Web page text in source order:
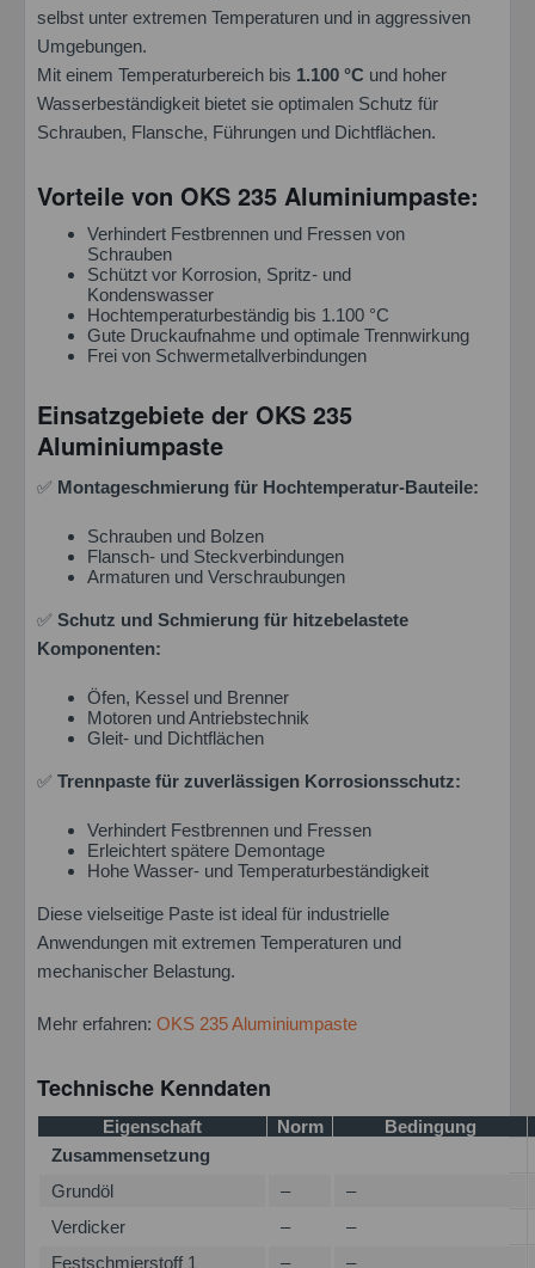
Ich habe dieDatenschutzbestimmungzur Kenntnis
genommen.*
Felder mit * sind Pflichtfelder.
selbst unter extremen Temperaturen und in aggressiven
Umgebungen.
Mit einem Temperaturbereich bis 1.100 °C und hoher
Wasserbeständigkeit bietet sie optimalen Schutz für
Schrauben, Flansche, Führungen und Dichtflächen.
Vorteile von OKS 235 Aluminiumpaste:
Verhindert Festbrennen und Fressen von
Schrauben
Schützt vor Korrosion, Spritz- und
Kondenswasser
Hochtemperaturbeständig bis 1.100 °C
Gute Druckaufnahme und optimale Trennwirkung
Frei von Schwermetallverbindungen
Einsatzgebiete der OKS 235
Aluminiumpaste
✅ Montageschmierung für Hochtemperatur-Bauteile:
Schrauben und Bolzen
Flansch- und Steckverbindungen
Armaturen und Verschraubungen
✅ Schutz und Schmierung für hitzebelastete
Komponenten:
Öfen, Kessel und Brenner
Motoren und Antriebstechnik
Gleit- und Dichtflächen
✅ Trennpaste für zuverlässigen Korrosionsschutz:
Verhindert Festbrennen und Fressen
Erleichtert spätere Demontage
Hohe Wasser- und Temperaturbeständigkeit
Diese vielseitige Paste ist ideal für industrielle
Anwendungen mit extremen Temperaturen und
mechanischer Belastung.
Mehr erfahren: OKS 235 Aluminiumpaste
Technische Kenndaten
Eigenschaft Norm
Bedingung
Zusammensetzung
Grundöl
–
–
Verdicker
–
–
Festschmierstoff 1
– –